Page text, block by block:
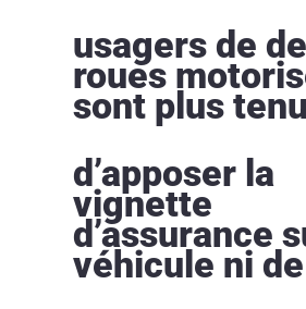
usagers de
roues
sont plus
d’apposer la
vignette
d’assurance
véhicule ni de